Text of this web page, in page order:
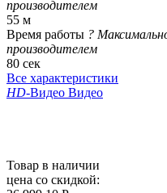
производителем
55 м
Время работы ?
производителем
80 сек
Все характеристики
HD-Видео Видео
Товар в наличии
цена со скидкой: